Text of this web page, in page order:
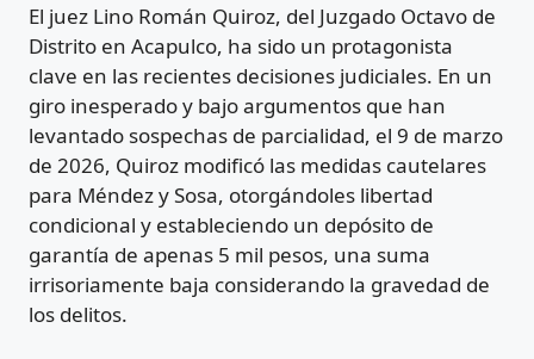
El juez Lino Román Quiroz, del Juzgado Octavo de
Distrito en Acapulco, ha sido un protagonista
clave en las recientes decisiones judiciales. En un
giro inesperado y bajo argumentos que han
levantado sospechas de parcialidad, el 9 de marzo
de 2026, Quiroz modificó las medidas cautelares
para Méndez y Sosa, otorgándoles libertad
condicional y estableciendo un depósito de
garantía de apenas 5 mil pesos, una suma
irrisoriamente baja considerando la gravedad de
los delitos.